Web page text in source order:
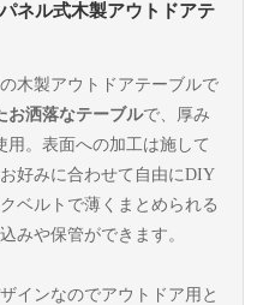
ネル式木製アウトドアテ
木製アウトドアテーブルで
お洒落なテーブルで、厚み
用。表面への加工は施して
好みに合わせて自由にDIY
ベルトで薄くまとめられる
みや保管ができます。
インなのでアウトドア用と